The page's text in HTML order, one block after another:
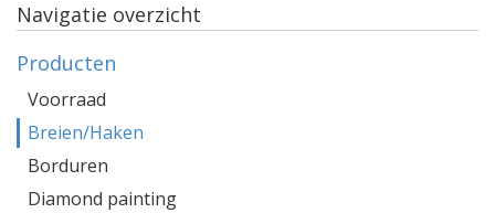
Navigatie overzicht
Producten
Voorraad
Breien/Haken
Borduren
Diamond painting